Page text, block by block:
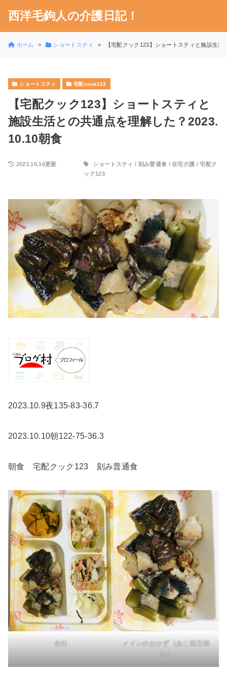
西洋毛鉤人の介護日記！
ホーム ショートスティ 【宅配クック123】ショートスティと施設生
ショートスティ 宅配cook123
【宅配クック123】ショートスティと
施設生活との共通点を理解した？2023.
10.10朝食
2023.10.16更新 ショートスティ / 刻み普通食 /在宅介護 /宅配ク
ック123
2023.10.9夜135-83-36.7
2023.10.10朝122-75-36.3
朝食 宅配クック123 刻み普通食
全体
メインのおかず（あじ西京焼
き）